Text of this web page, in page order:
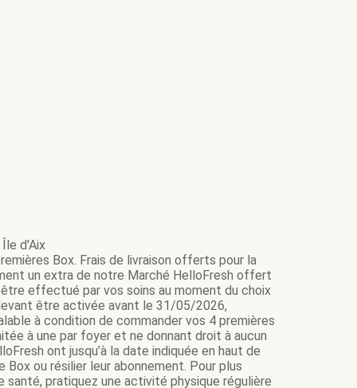
d'Aix
Box. Frais de livraison offerts pour la
un extra de notre Marché HelloFresh offert
effectué par vos soins au moment du choix
être activée avant le 31/05/2026,
à condition de commander vos 4 premières
à une par foyer et ne donnant droit à aucun
ont jusqu’à la date indiquée en haut de
ou résilier leur abonnement. Pour plus
pratiquez une activité physique régulière